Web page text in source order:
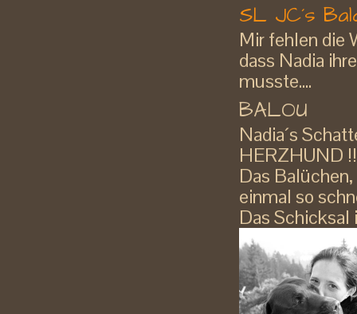
SL JC´s
Mir fehlen die
dass Nadia
musste....
BALOU
Nadia´s
HERZHUND !!
Das
einmal so
Das Schicksal